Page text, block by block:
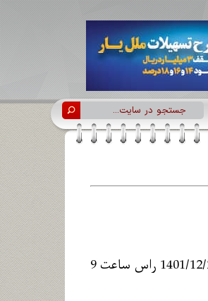
جلسه مجمع عمومی عادی سالیانه صاحبان سهام بیمه کوثر به منظور بررسی عملکرد سال مالی منتهی به 1401/12/29 راس ساعت 9